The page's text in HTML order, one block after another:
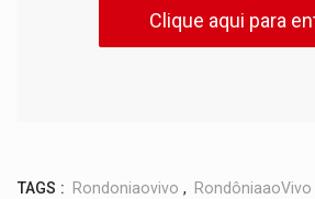
Clique aqui para
TAGS : Rondoniaovivo , RondôniaaoVivo